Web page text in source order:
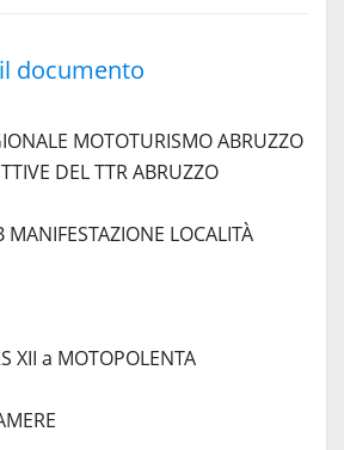
documento
MOTOTURISMO ABRUZZO
DEL TTR ABRUZZO
LOCALITÀ
XII a MOTOPOLENTA